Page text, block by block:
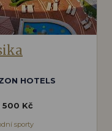
HOTELS
500 Kč
sporty